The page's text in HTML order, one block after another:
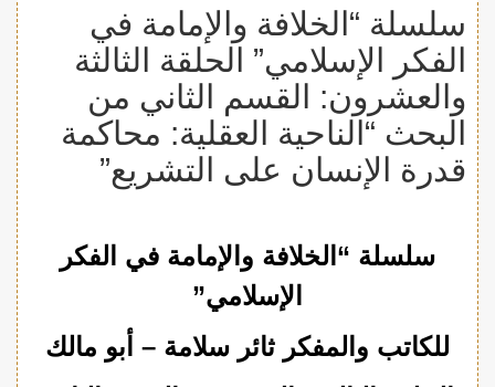
سلسلة “الخلافة والإمامة في
الفكر الإسلامي” الحلقة الثالثة
والعشرون: القسم الثاني من
البحث “الناحية العقلية: محاكمة
قدرة الإنسان على التشريع”
سلسلة “الخلافة والإمامة في الفكر
الإسلامي”
للكاتب والمفكر ثائر سلامة – أبو مالك